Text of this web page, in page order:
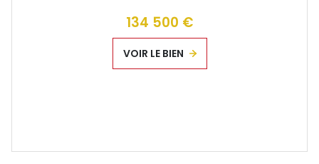
134 500 €
VOIR LE BIEN